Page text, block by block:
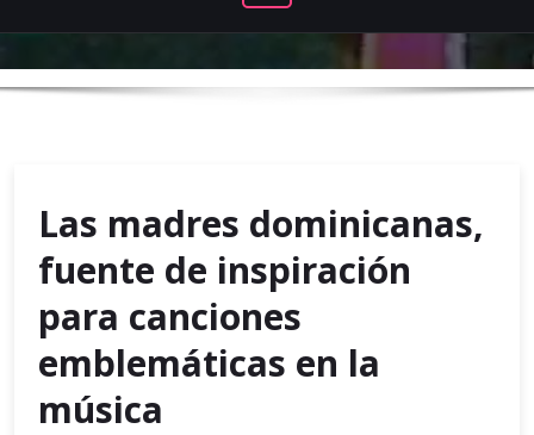
Las madres dominicanas,
fuente de inspiración
para canciones
emblemáticas en la
música